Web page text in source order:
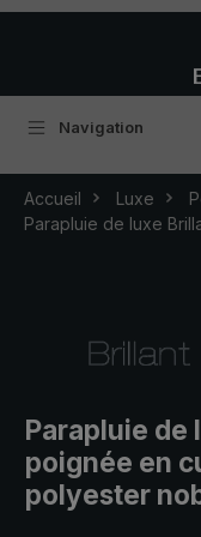
Navigation
Accueil Luxe
Parapluie de luxe
Parapluie de
poignée en
polyester